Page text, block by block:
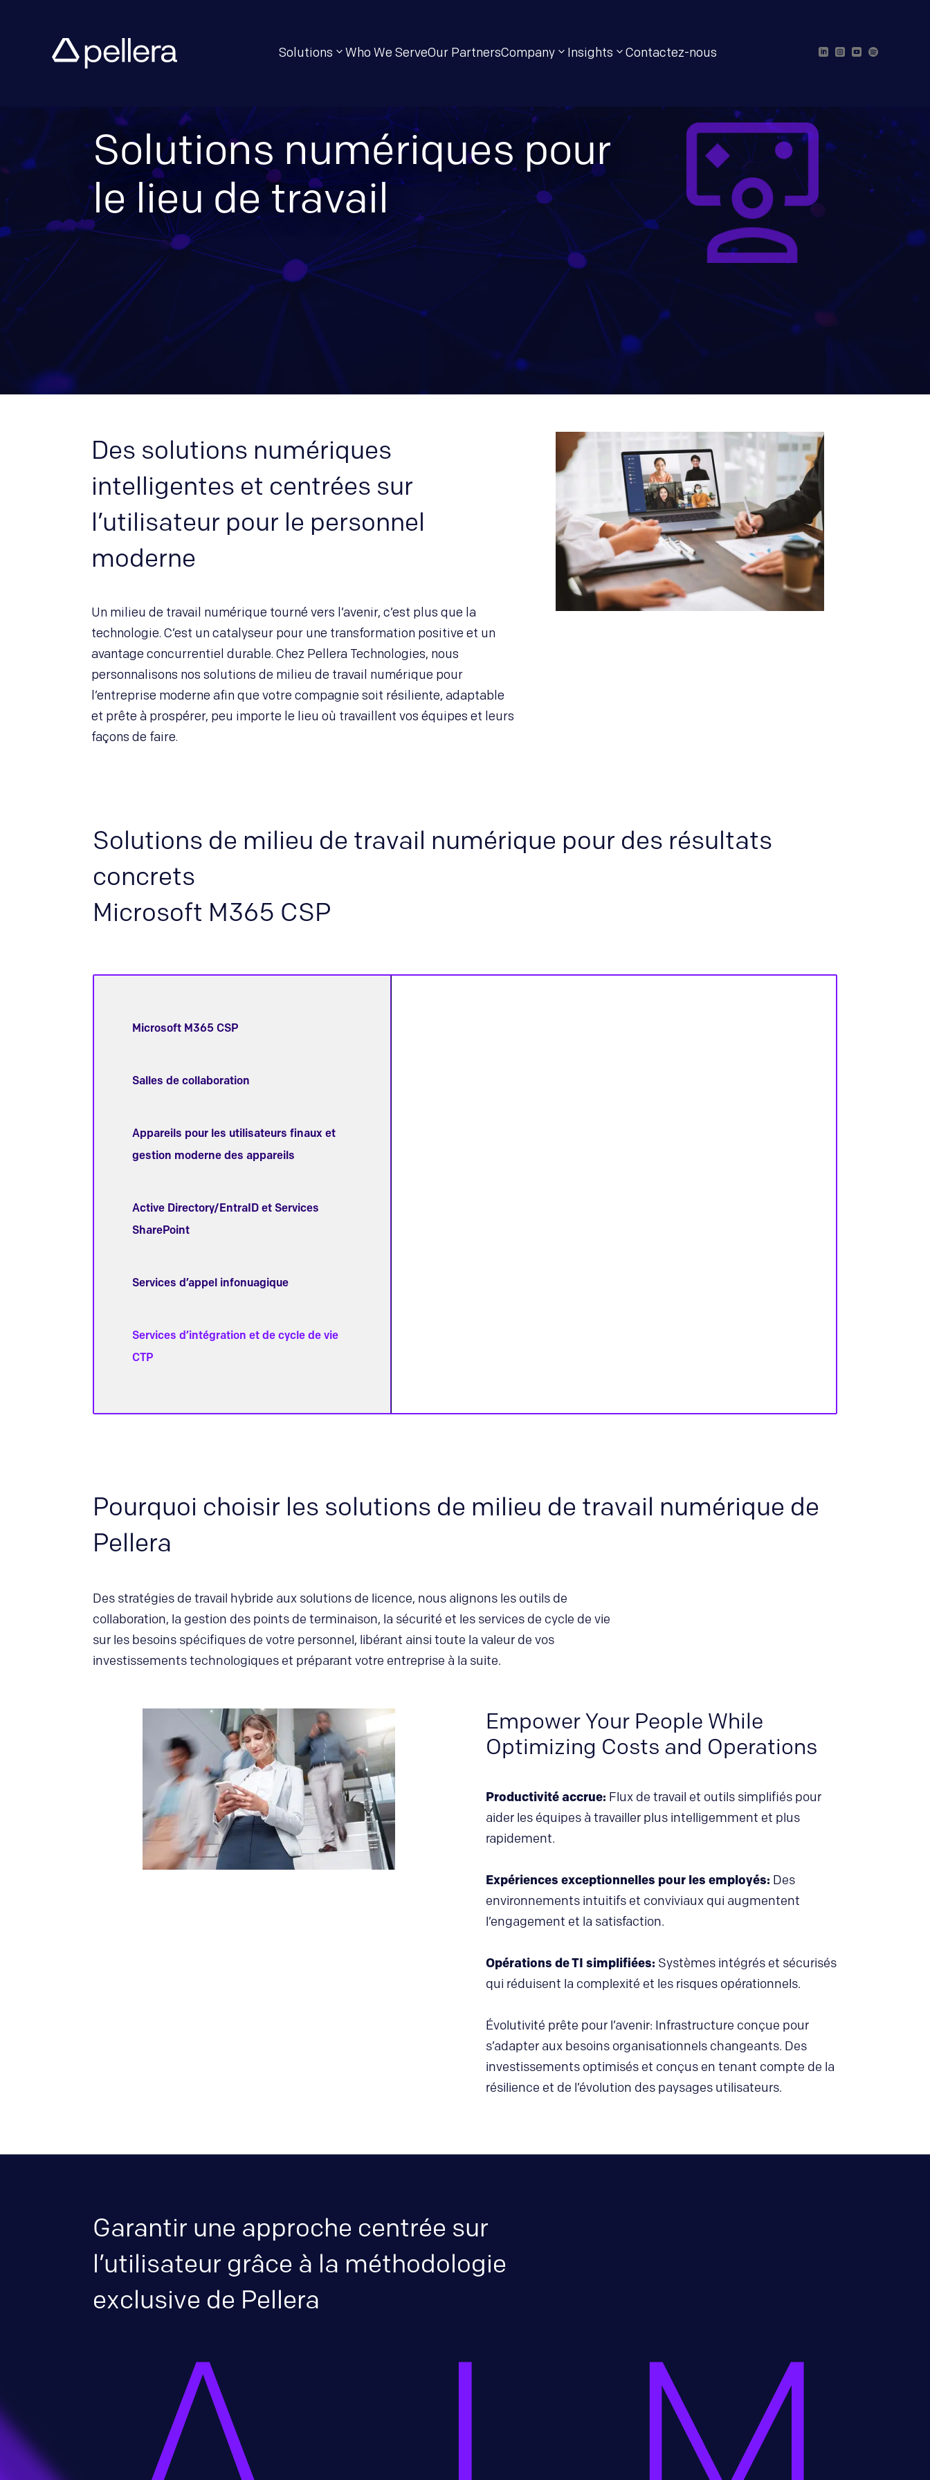
Solutions Who We ServeOur PartnersCompany Insights Contactez-nous    
Solutions numériques pour
le lieu de travail
Des solutions numériques
intelligentes et centrées sur
l’utilisateur pour le personnel
moderne
Un milieu de travail numérique tourné vers l’avenir, c’est plus que la
technologie. C’est un catalyseur pour une transformation positive et un
avantage concurrentiel durable. Chez Pellera Technologies, nous
personnalisons nos solutions de milieu de travail numérique pour
l’entreprise moderne afin que votre compagnie soit résiliente, adaptable
et prête à prospérer, peu importe le lieu où travaillent vos équipes et leurs
façons de faire.
Solutions de milieu de travail numérique pour des résultats
concrets
Microsoft M365 CSP
Microsoft M365 CSP
Salles de collaboration
Appareils pour les utilisateurs finaux et
gestion moderne des appareils
Active Directory/EntraID et Services
SharePoint
Services d’appel infonuagique
Services d’intégration et de cycle de vie
CTP
Pourquoi choisir les solutions de milieu de travail numérique de
Pellera
Des stratégies de travail hybride aux solutions de licence, nous alignons les outils de
collaboration, la gestion des points de terminaison, la sécurité et les services de cycle de vie
sur les besoins spécifiques de votre personnel, libérant ainsi toute la valeur de vos
investissements technologiques et préparant votre entreprise à la suite.
Empower Your People While
Optimizing Costs and Operations
Productivité accrue: Flux de travail et outils simplifiés pour
aider les équipes à travailler plus intelligemment et plus
rapidement.
Expériences exceptionnelles pour les employés: Des
environnements intuitifs et conviviaux qui augmentent
l’engagement et la satisfaction.
Opérations de TI simplifiées: Systèmes intégrés et sécurisés
qui réduisent la complexité et les risques opérationnels.
Évolutivité prête pour l’avenir: Infrastructure conçue pour
s’adapter aux besoins organisationnels changeants. Des
investissements optimisés et conçus en tenant compte de la
résilience et de l’évolution des paysages utilisateurs.
Garantir une approche centrée sur
l’utilisateur grâce à la méthodologie
exclusive de Pellera